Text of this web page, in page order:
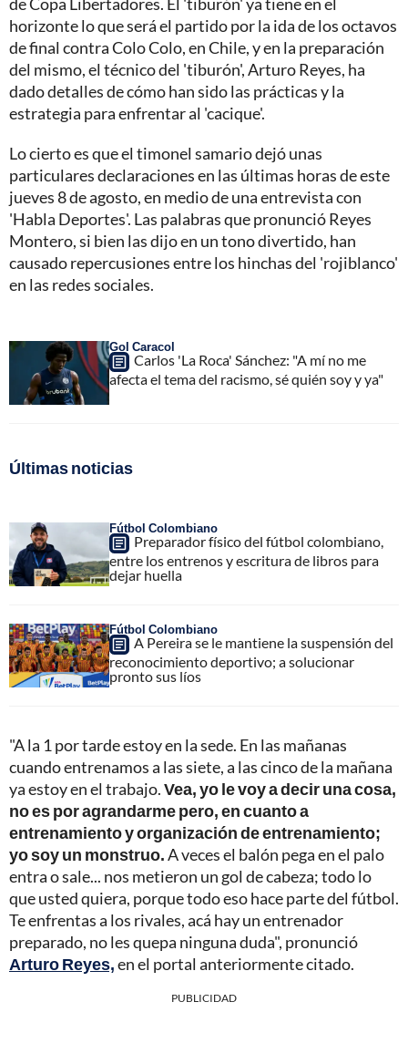
horizonte lo que será el partido por la ida de los octavos
de final contra Colo Colo, en Chile, y en la preparación
del mismo, el técnico del 'tiburón', Arturo Reyes, ha
dado detalles de cómo han sido las prácticas y la
estrategia para enfrentar al 'cacique'.
Lo cierto es que el timonel samario dejó unas
particulares declaraciones en las últimas horas de este
jueves 8 de agosto, en medio de una entrevista con
'Habla Deportes'. Las palabras que pronunció Reyes
Montero, si bien las dijo en un tono divertido, han
causado repercusiones entre los hinchas del 'rojiblanco'
en las redes sociales.
Gol Caracol
Carlos 'La Roca' Sánchez: "A mí no me
afecta el tema del racismo, sé quién soy y ya"
Últimas noticias
Fútbol Colombiano
Preparador físico del fútbol colombiano,
entre los entrenos y escritura de libros para
dejar huella
Fútbol Colombiano
A Pereira se le mantiene la suspensión del
reconocimiento deportivo; a solucionar
pronto sus líos
"A la 1 por tarde estoy en la sede. En las mañanas
cuando entrenamos a las siete, a las cinco de la mañana
ya estoy en el trabajo.Vea, yo le voy a decir una cosa,
no es por agrandarme pero, en cuanto a
entrenamiento y organización de entrenamiento;
yo soy un monstruo.A veces el balón pega en el palo
entra o sale... nos metieron un gol de cabeza; todo lo
que usted quiera, porque todo eso hace parte del fútbol.
Te enfrentas a los rivales, acá hay un entrenador
preparado, no les quepa ninguna duda", pronunció
Arturo Reyes,en el portal anteriormente citado.
PUBLICIDAD